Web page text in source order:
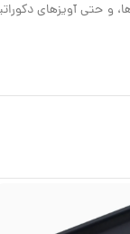
و حتی آویزهای